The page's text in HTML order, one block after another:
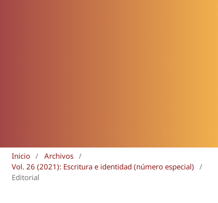
Inicio / Archivos /
Vol. 26 (2021): Escritura e identidad (número especial)
/
Editorial